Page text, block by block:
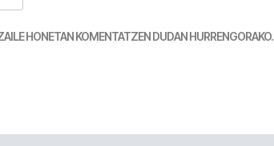
HONETAN KOMENTATZEN DUDAN HURRENGORAKO.